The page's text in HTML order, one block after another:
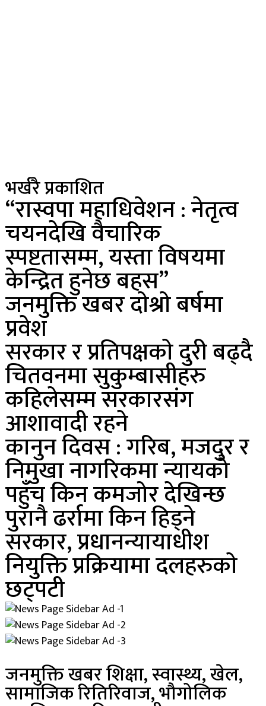
भर्खरै प्रकाशित
“रास्वपा महाधिवेशन : नेतृत्व
चयनदेखि वैचारिक
स्पष्टतासम्म, यस्ता विषयमा
केन्द्रित हुनेछ बहस”
जनमुक्ति खबर दाेश्राे बर्षमा
प्रवेश
सरकार र प्रतिपक्षकाे दुरी बढ्दै
चितवनमा सुकुम्बासीहरु
कहिलेसम्म सरकारसंग
आशावादी रहने
कानुन दिवस : गरिब, मजदुर र
निमुखा नागरिकमा न्यायको
पहुँच किन कमजोर देखिन्छ
पुरानै ढर्रामा किन हिड्ने
सरकार, प्रधानन्यायाधीश
नियुक्ति प्रक्रियामा दलहरुकाे
छट्पटी
जनमुक्ति खबर शिक्षा, स्वास्थ्य, खेल,
सामाजिक रितिरिवाज, भौगोलिक